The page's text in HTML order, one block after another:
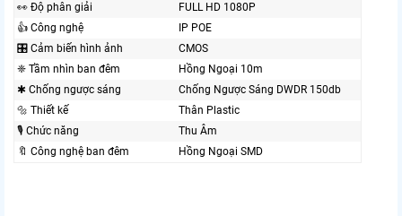
️👀 Độ phân giải
FULL HD 1080P
👍 Công nghệ
IP POE
🎛 Cảm biến hình ảnh
CMOS
❈ Tầm nhìn ban đêm
Hồng Ngoại 10m
✱ Chống ngược sáng
Chống Ngược Sáng DWDR 150db
🔩 Thiết kế
Thân Plastic
🎙 Chức năng
Thu Âm
🔖 Công nghệ ban đêm
Hồng Ngoại SMD